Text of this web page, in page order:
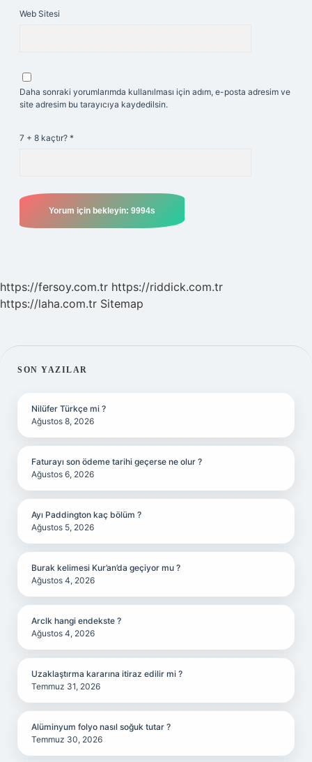
Web Sitesi
Daha sonraki yorumlarımda kullanılması için adım, e-posta adresim ve
site adresim bu tarayıcıya kaydedilsin.
7 + 8 kaçtır? *
https://fersoy.com.tr https://riddick.com.tr
https://laha.com.tr Sitemap
SIDEBAR
SON YAZILAR
Nilüfer Türkçe mi ?
Ağustos 8, 2026
Faturayı son ödeme tarihi geçerse ne olur ?
Ağustos 6, 2026
Ayı Paddington kaç bölüm ?
Ağustos 5, 2026
Burak kelimesi Kur’an’da geçiyor mu ?
Ağustos 4, 2026
Arclk hangi endekste ?
Ağustos 4, 2026
Uzaklaştırma kararına itiraz edilir mi ?
Temmuz 31, 2026
Alüminyum folyo nasıl soğuk tutar ?
Temmuz 30, 2026